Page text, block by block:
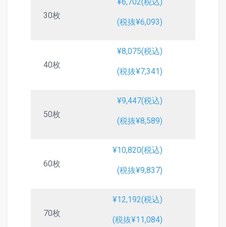
30枚
(税抜¥6,093)
40枚
¥8,075(税込)
(税抜¥7,341)
50枚
¥9,447(税込)
(税抜¥8,589)
60枚
¥10,820(税込)
(税抜¥9,837)
70枚
¥12,192(税込)
(税抜¥11,084)